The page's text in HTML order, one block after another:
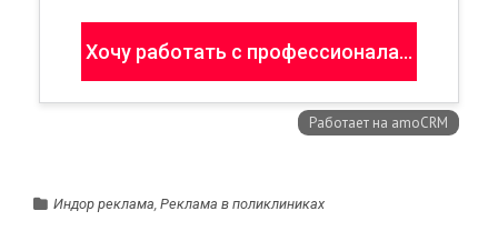
Индор реклама, Реклама в поликлиниках